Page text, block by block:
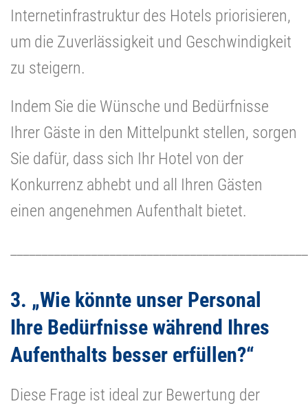
Internetinfrastruktur des Hotels priorisieren,
um die Zuverlässigkeit und Geschwindigkeit
zu steigern.
Indem Sie die Wünsche und Bedürfnisse
Ihrer Gäste in den Mittelpunkt stellen, sorgen
Sie dafür, dass sich Ihr Hotel von der
Konkurrenz abhebt und all Ihren Gästen
einen angenehmen Aufenthalt bietet.
3. „Wie könnte unser Personal
Ihre Bedürfnisse während Ihres
Aufenthalts besser erfüllen?“
Diese Frage ist ideal zur Bewertung der